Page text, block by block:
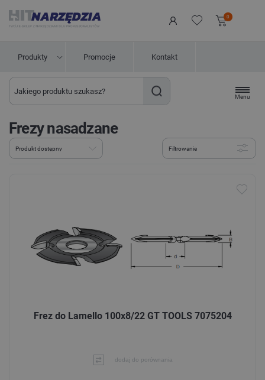
0
Produkty Promocje Kontakt
Menu
Frezy nasadzane
Filtrowanie
Frez do Lamello 100x8/22 GT TOOLS 7075204
dodaj do porównania